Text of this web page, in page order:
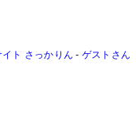
ト さっかりん - ゲストさん